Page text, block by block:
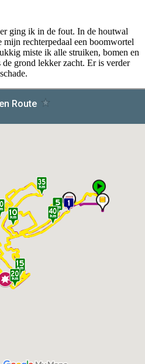
ging ik in de fout. In de houtwal
mijn rechterpedaal een boomwortel
miste ik alle struiken, bomen en
de grond lekker zacht. Er is verder